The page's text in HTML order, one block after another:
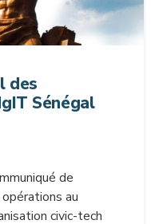
des
Sénégal
de
au
civic-tech